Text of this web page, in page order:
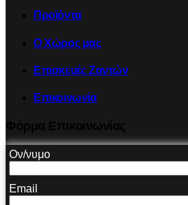
Προϊόντα
Ο Χώρος μας
Επισκευές Ζαντών
Επικοινωνία
Ον/νυμο
Email